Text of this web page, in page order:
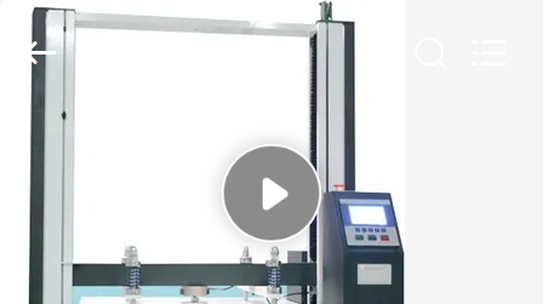
বাড়ি
পণ্য
ভিডিও
Perfect
International
Instruments